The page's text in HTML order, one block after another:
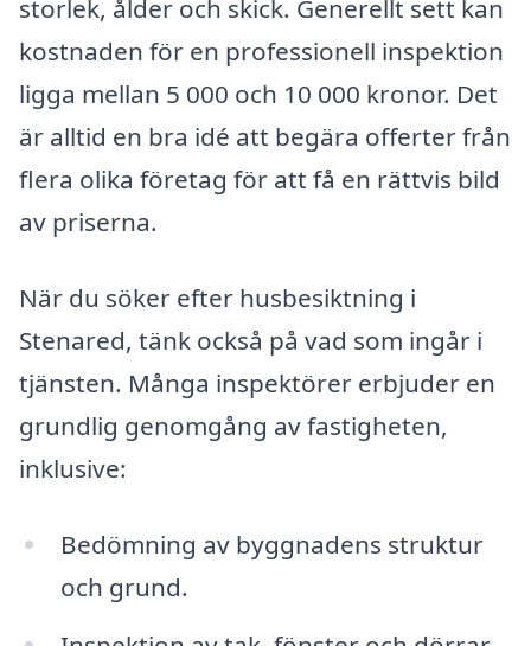
storlek, ålder och skick. Generellt sett kan
kostnaden för en professionell inspektion
ligga mellan 5 000 och 10 000 kronor. Det
är alltid en bra idé att begära offerter från
flera olika företag för att få en rättvis bild
av priserna.
När du söker efter husbesiktning i
Stenared, tänk också på vad som ingår i
tjänsten. Många inspektörer erbjuder en
grundlig genomgång av fastigheten,
inklusive:
Bedömning av byggnadens struktur
och grund.